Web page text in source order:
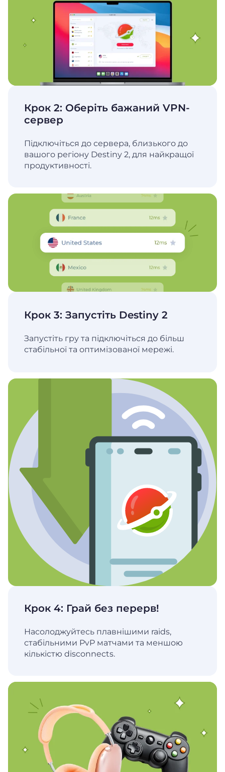
Крок 2: Оберіть бажаний VPN-
сервер
Підключіться до сервера, близького до
вашого регіону Destiny 2, для найкращої
продуктивності.
Крок 3: Запустіть Destiny 2
Запустіть гру та підключіться до більш
стабільної та оптимізованої мережі.
Крок 4: Грай без перерв!
Насолоджуйтесь плавнішими raids,
стабільними PvP матчами та меншою
кількістю disconnects.